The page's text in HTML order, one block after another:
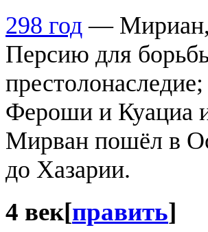
298 год — Мириан,
Персию для
Фероши и Куациа
Мирван пошёл в
до Хазарии.
4 век[править]